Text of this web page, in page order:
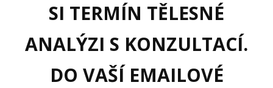
SI TERMÍN TĚLESNÉ
ANALÝZI S KONZULTACÍ.
DO VAŠÍ EMAILOVÉ